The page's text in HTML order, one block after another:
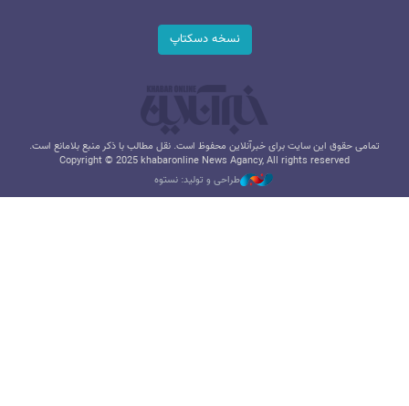
نسخه دسکتاپ
تمامی حقوق این سایت برای خبرآنلاین محفوظ است. نقل مطالب با ذکر منبع بلامانع است.
Copyright © 2025 khabaronline News Agancy, All rights reserved
طراحی و تولید: نستوه